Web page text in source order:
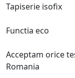
Tapiserie isofix
Functia eco
Acceptam orice
Romania